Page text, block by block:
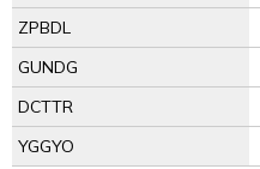
ZPBDL
GUNDG
DCTTR
YGGYO